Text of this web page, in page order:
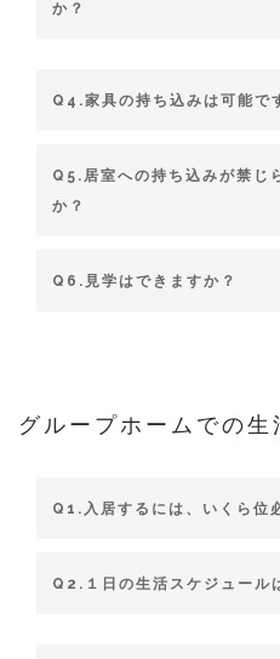
か？
Q4.家具の持ち込みは可能で
Q5.居室への持ち込みが禁じ
か？
Q6.見学はできますか？
グループホームでの生
Q1.入居するには、いくら位
Q2.１日の生活スケジュール